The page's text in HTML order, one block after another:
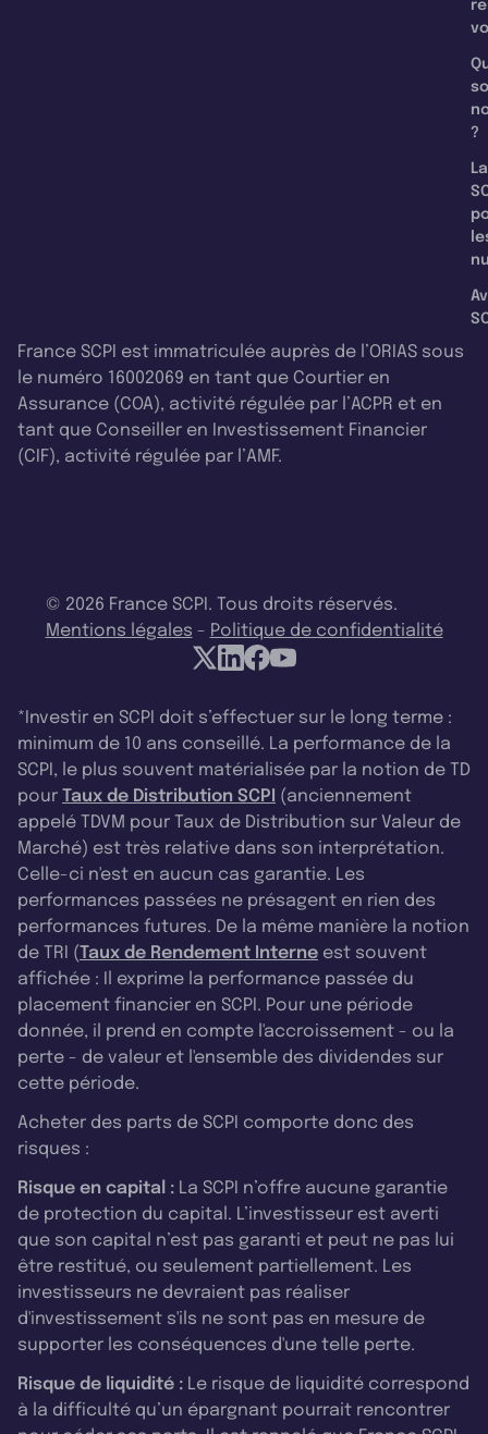
?
La
France SCPI est immatriculée auprès de l’ORIAS sous
le numéro 16002069 en tant que Courtier en
Assurance (COA), activité régulée par l’ACPR et en
tant que Conseiller en Investissement Financier
(CIF), activité régulée par l’AMF.
© 2026 France SCPI. Tous droits réservés.
Mentions légales - Politique de confidentialité
*Investir en SCPI doit s’effectuer sur le long terme :
minimum de 10 ans conseillé. La performance de la
SCPI, le plus souvent matérialisée par la notion de TD
pour Taux de Distribution SCPI (anciennement
appelé TDVM pour Taux de Distribution sur Valeur de
Marché) est très relative dans son interprétation.
Celle-ci n'est en aucun cas garantie. Les
performances passées ne présagent en rien des
performances futures. De la même manière la notion
de TRI ( Taux de Rendement Interne est souvent
affichée : Il exprime la performance passée du
placement financier en SCPI. Pour une période
donnée, il prend en compte l'accroissement - ou la
perte - de valeur et l'ensemble des dividendes sur
cette période.
Acheter des parts de SCPI comporte donc des
risques :
Risque en capital : La SCPI n’offre aucune garantie
de protection du capital. L’investisseur est averti
que son capital n’est pas garanti et peut ne pas lui
être restitué, ou seulement partiellement. Les
investisseurs ne devraient pas réaliser
d'investissement s'ils ne sont pas en mesure de
supporter les conséquences d'une telle perte.
Risque de liquidité : Le risque de liquidité correspond
à la difficulté qu’un épargnant pourrait rencontrer